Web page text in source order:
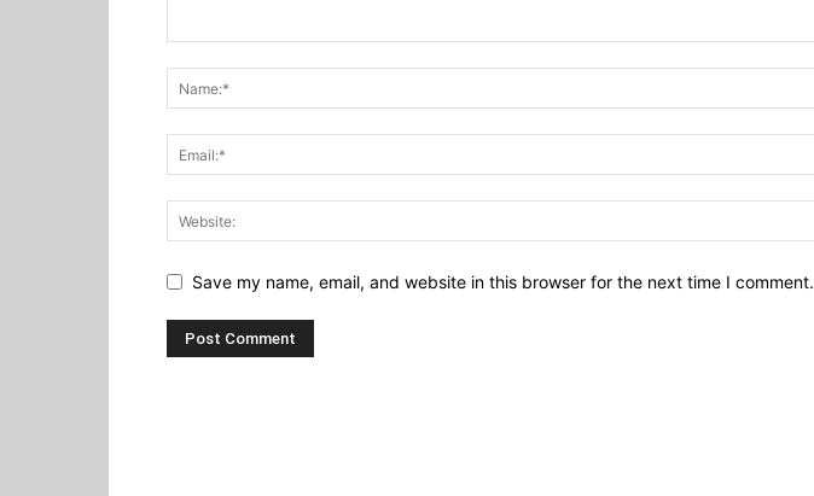
Save my name, email, and website in this browser for the next time I comment.